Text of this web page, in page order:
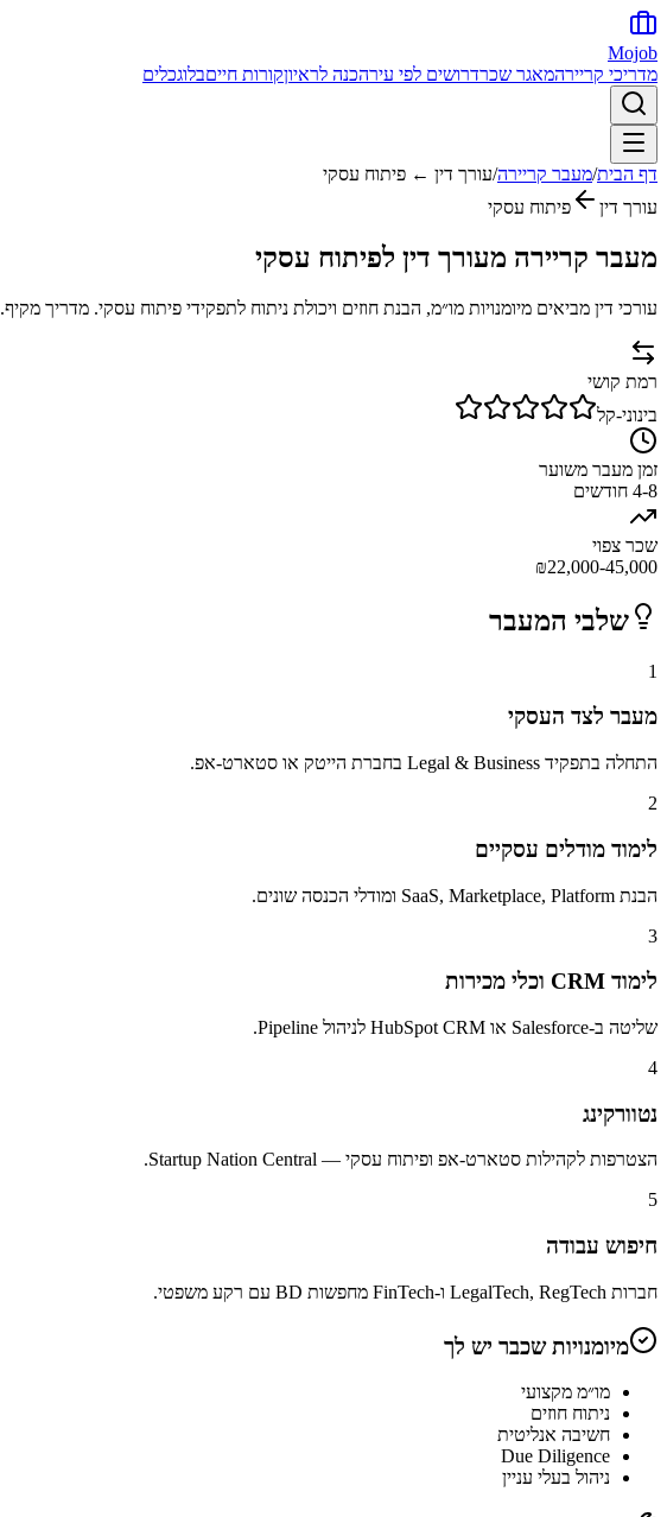
Mojob
מדריכי קריירהמאגר שכרדרושים לפי עירהכנה לראיוןקורות חייםבלוגכלים
דף הבית/מעבר קריירה/עורך דין ← פיתוח עסקי
עורך דין
פיתוח עסקי
מעבר קריירה מעורך דין לפיתוח עסקי
עורכי דין מביאים מיומנויות מו״מ, הבנת חוזים ויכולת ניתוח לתפקידי פיתוח עסקי. מדריך מקיף.
רמת קושי
בינוני-קל
זמן מעבר משוער
4-8 חודשים
שכר צפוי
₪22,000-45,000
שלבי המעבר
1
מעבר לצד העסקי
התחלה בתפקיד Legal & Business בחברת הייטק או סטארט-אפ.
2
לימוד מודלים עסקיים
הבנת SaaS, Marketplace, Platform ומודלי הכנסה שונים.
3
לימוד CRM וכלי מכירות
שליטה ב-Salesforce או HubSpot CRM לניהול Pipeline.
4
נטוורקינג
הצטרפות לקהילות סטארט-אפ ופיתוח עסקי — Startup Nation Central.
5
חיפוש עבודה
חברות LegalTech, RegTech ו-FinTech מחפשות BD עם רקע משפטי.
מיומנויות שכבר יש לך
מו״מ מקצועי
ניתוח חוזים
חשיבה אנליטית
Due Diligence
ניהול בעלי עניין